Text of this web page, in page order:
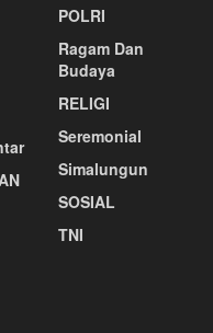
POLRI
Ragam Dan
Budaya
RELIGI
Seremonial
Simalungun
SOSIAL
TNI